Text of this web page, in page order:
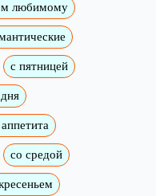
любимому
c пятницей
со средой